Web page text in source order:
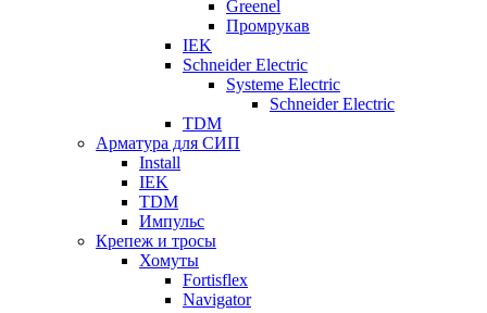
Greenel
Промрукав
IEK
Schneider Electric
Systeme Electric
Schneider Electric
TDM
Арматура для СИП
Install
IEK
TDM
Импульс
Крепеж и тросы
Хомуты
Fortisflex
Navigator